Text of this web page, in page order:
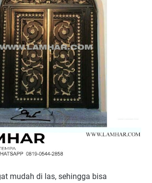
mudah di las, sehingga bisa